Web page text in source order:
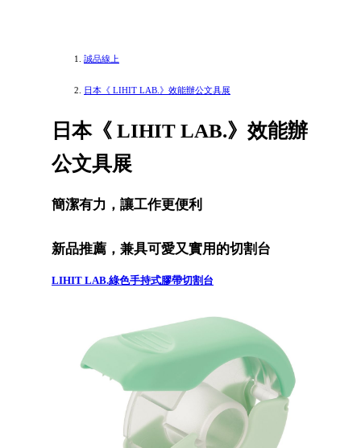
誠品線上
日本《 LIHIT LAB.》效能辦公文具展
日本《 LIHIT LAB.》效能辦
公文具展
簡潔有力，讓工作更便利
新品推薦，兼具可愛又實用的切割台
LIHIT LAB.綠色手持式膠帶切割台